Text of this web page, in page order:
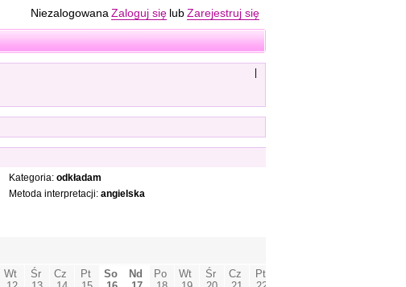
Niezalogowana Zaloguj się lub Zarejestruj się
Kategoria: odkładam
Metoda interpretacji: angielska